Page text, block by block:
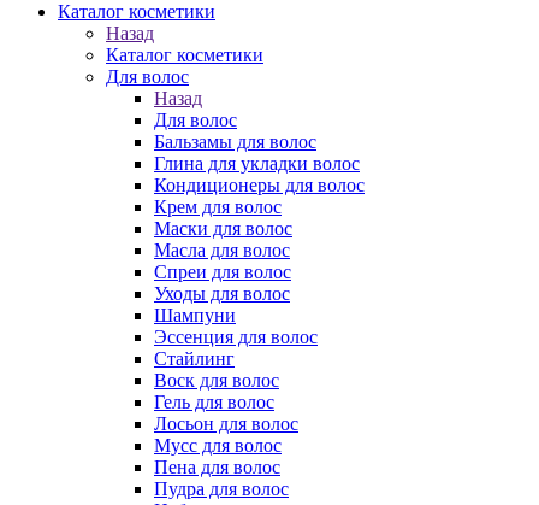
Каталог косметики
Назад
Каталог косметики
Для волос
Назад
Для волос
Бальзамы для волос
Глина для укладки волос
Кондиционеры для волос
Крем для волос
Маски для волос
Масла для волос
Спреи для волос
Уходы для волос
Шампуни
Эссенция для волос
Стайлинг
Воск для волос
Гель для волос
Лосьон для волос
Мусс для волос
Пена для волос
Пудра для волос